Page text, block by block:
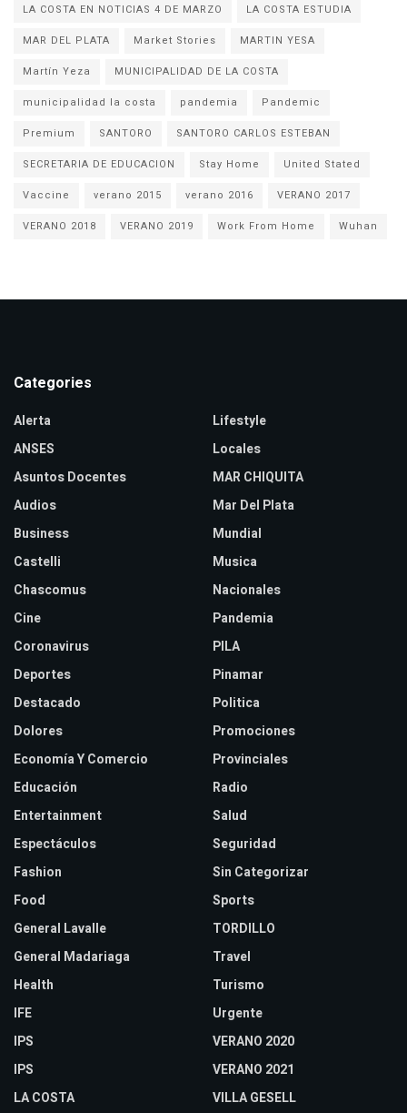
LA COSTA EN NOTICIAS 4 DE MARZO
LA COSTA ESTUDIA
MAR DEL PLATA
Market Stories
MARTIN YESA
Martín Yeza
MUNICIPALIDAD DE LA COSTA
municipalidad la costa
pandemia
Pandemic
Premium
SANTORO
SANTORO CARLOS ESTEBAN
SECRETARIA DE EDUCACION
Stay Home
United Stated
Vaccine
verano 2015 verano 2016
VERANO 2017
VERANO 2018
VERANO 2019 Work From Home Wuhan
Categories
Alerta
ANSES
Asuntos Docentes
Audios
Business
Castelli
Chascomus
Cine
Coronavirus
Deportes
Destacado
Dolores
Economía Y Comercio
Educación
Entertainment
Espectáculos
Fashion
Food
General Lavalle
General Madariaga
Health
IFE
IPS
IPS
LA COSTA
Lifestyle
Locales
MAR CHIQUITA
Mar Del Plata
Mundial
Musica
Nacionales
Pandemia
PILA
Pinamar
Politica
Promociones
Provinciales
Radio
Salud
Seguridad
Sin Categorizar
Sports
TORDILLO
Travel
Turismo
Urgente
VERANO 2020
VERANO 2021
VILLA GESELL